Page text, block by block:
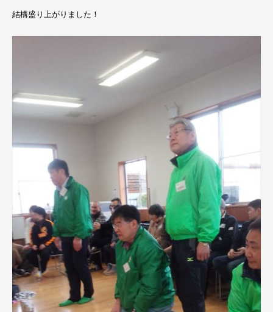
結構盛り上がりました！